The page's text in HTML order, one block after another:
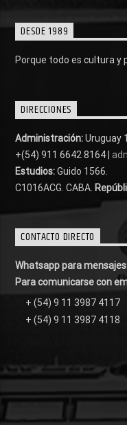
DESDE 1989
Porque todo es cultura y
DIRECCIONES
Administración:Uruguay
+(54) 911 6642 8164 |
Estudios:Guido 1566.
C1016ACG . CABA.
CONTACTO DIRECTO
Whatsapp para
Para comunicarse con
+ (54) 9 11 3987 4117
+ (54) 9 11 3987 4118